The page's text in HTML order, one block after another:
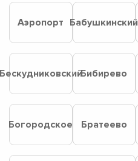
Аэропорт Бабушкинский
Бибирево
Богородское Братеево